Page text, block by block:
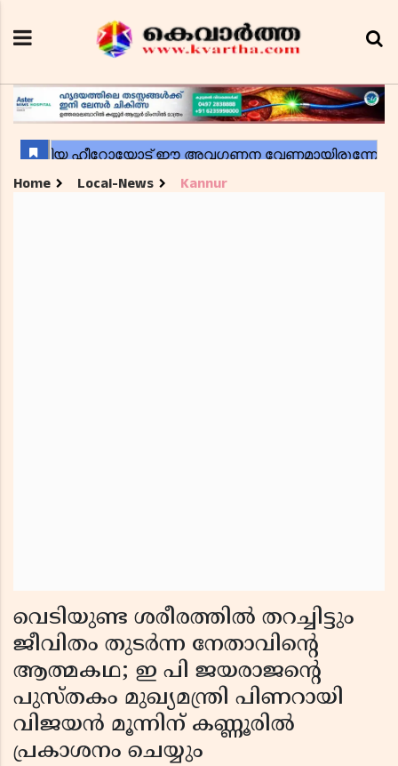
Home Local-News Kannur
വെടിയുണ്ട ശരീരത്തിൽ തറച്ചിട്ടും
ജീവിതം തുടർന്ന നേതാവിന്റെ
ആത്മകഥ; ഇ പി ജയരാജന്റെ
പുസ്തകം മുഖ്യമന്ത്രി പിണറായി
വിജയൻ മൂന്നിന് കണ്ണൂരിൽ
പ്രകാശനം ചെയ്യും